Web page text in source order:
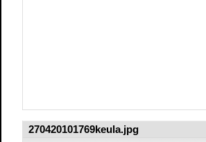
270420101769keula.jpg